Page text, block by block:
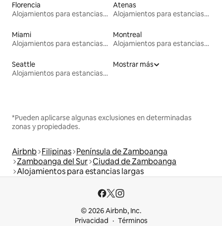
Florencia
Alojamientos para estancias largas
Atenas
Alojamientos para estancias largas
Miami
Alojamientos para estancias largas
Montreal
Alojamientos para estancias largas
Seattle
Alojamientos para estancias largas
Mostrar más
*Pueden aplicarse algunas exclusiones en determinadas
zonas y propiedades.
Airbnb Filipinas Península de Zamboanga
Zamboanga del Sur Ciudad de Zamboanga
Alojamientos para estancias largas
© 2026 Airbnb, Inc.
Privacidad
Términos